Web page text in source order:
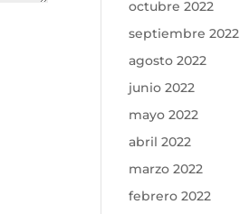
octubre 2022
septiembre 2022
agosto 2022
junio 2022
mayo 2022
abril 2022
marzo 2022
febrero 2022